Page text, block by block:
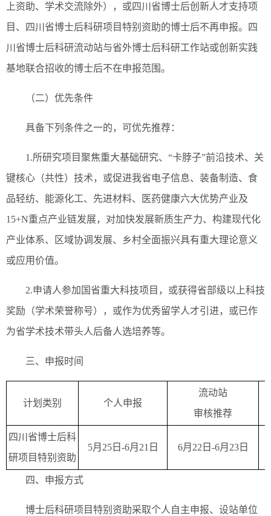
上资助、学术交流除外），或四川省博士后创新人才支持项
目、四川省博士后科研项目特别资助的博士后不再申报。四
川省博士后科研流动站与省外博士后科研工作站或创新实践
基地联合招收的博士后不在申报范围。
（二）优先条件
具备下列条件之一的，可优先推荐：
1.所研究项目聚焦重大基础研究、“卡脖子”前沿技术、关
键核心（共性）技术，或促进我省电子信息、装备制造、食
品轻纺、能源化工、先进材料、医药健康六大优势产业及
15+N重点产业链发展，对加快发展新质生产力、构建现代化
产业体系、区域协调发展、乡村全面振兴具有重大理论意义
或应用价值。
2.申请人参加国省重大科技项目，或获得省部级以上科技
奖励（学术荣誉称号），或作为优秀留学人才引进，或已作
为省学术技术带头人后备人选培养等。
三、申报时间
计划类别 个人申报
流动站
审核推荐
四川省博士后科
研项目特别资助
5月25日-6月21日 6月22日-6月23日
四、申报方式
博士后科研项目特别资助采取个人自主申报、设站单位